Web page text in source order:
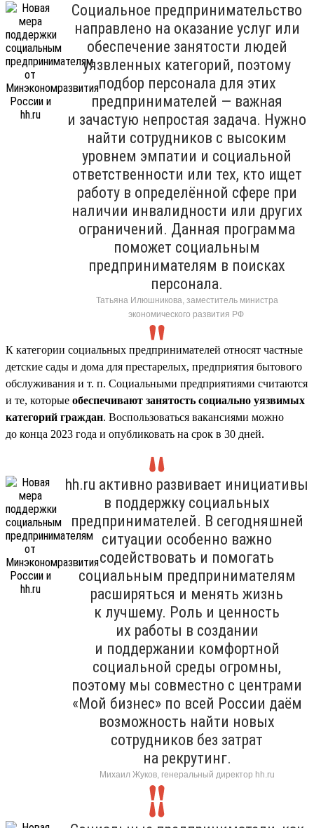
Социальное предпринимательство
направлено на оказание услуг или
обеспечение занятости людей
уязвленных категорий, поэтому
подбор персонала для этих
предпринимателей — важная
и зачастую непростая задача. Нужно
найти сотрудников с высоким
уровнем эмпатии и социальной
ответственности или тех, кто ищет
работу в определённой сфере при
наличии инвалидности или других
ограничений. Данная программа
поможет социальным
предпринимателям в поисках
персонала.
Татьяна Илюшникова, заместитель министра
экономического развития РФ
К категории социальных предпринимателей относят частные
детские сады и дома для престарелых, предприятия бытового
обслуживания и т. п. Социальными предприятиями считаются
и те, которые обеспечивают занятость социально уязвимых
категорий граждан. Воспользоваться вакансиями можно
до конца 2023 года и опубликовать на срок в 30 дней.
hh.ru активно развивает инициативы
в поддержку социальных
предпринимателей. В сегодняшней
ситуации особенно важно
содействовать и помогать
социальным предпринимателям
расширяться и менять жизнь
к лучшему. Роль и ценность
их работы в создании
и поддержании комфортной
социальной среды огромны,
поэтому мы совместно с центрами
«Мой бизнес» по всей России даём
возможность найти новых
сотрудников без затрат
на рекрутинг.
Михаил Жуков, генеральный директор hh.ru